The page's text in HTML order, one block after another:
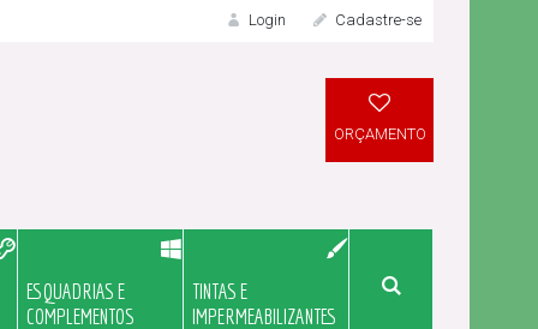
Login
LOGIN
Cadastre-se
ORÇAMENTO
ESQUADRIAS E
COMPLEMENTOS
TINTAS E
IMPERMEABILIZANTES